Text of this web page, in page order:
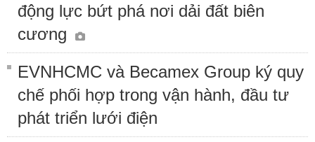
động lực bứt phá nơi dải đất biên
cương
EVNHCMC và Becamex Group ký quy
chế phối hợp trong vận hành, đầu tư
phát triển lưới điện